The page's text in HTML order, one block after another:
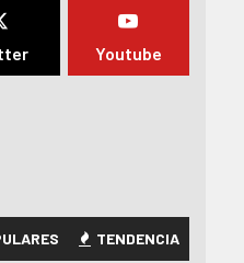
Youtube
TENDENCIA